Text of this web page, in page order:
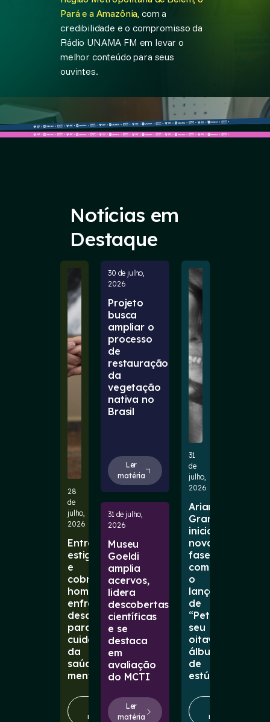
Pará e a Amazônia, com a
credibilidade e o compromisso da
Rádio UNAMA FM em levar o
melhor conteúdo para seus
ouvintes.
Notícias em
Destaque
28
de
julho,
2026
Entre
estigmas
e
cobranças,
homens
enfrentam
desafios
para
cuidar
da
saúde
mental
matéria
30 de julho,
2026
Projeto
busca
ampliar o
processo
de
restauração
da
vegetação
nativa no
Brasil
Ler
matéria
31 de julho,
2026
Museu
Goeldi
amplia
acervos,
lidera
descobertas
científicas
e se
destaca
em
avaliação
do MCTI
Ler
matéria
31
de
julho,
2026
Ariana
Grande
inicia
nova
fase
com
o
lançamento
de
“Petal”,
seu
oitavo
álbum
de
estúdio
matéria